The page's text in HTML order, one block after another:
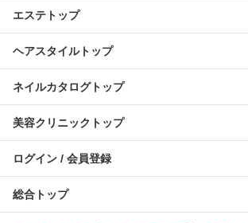
エステトップ
ヘアスタイルトップ
ネイルカタログトップ
美容クリニックトップ
ログイン / 会員登録
総合トップ